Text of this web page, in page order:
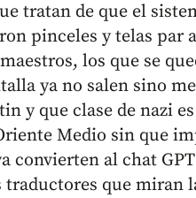
tratan de que el
pinceles y telas par
los que se
ya no salen sino
y que clase de nazi
Medio sin que
convierten al chat
que miran